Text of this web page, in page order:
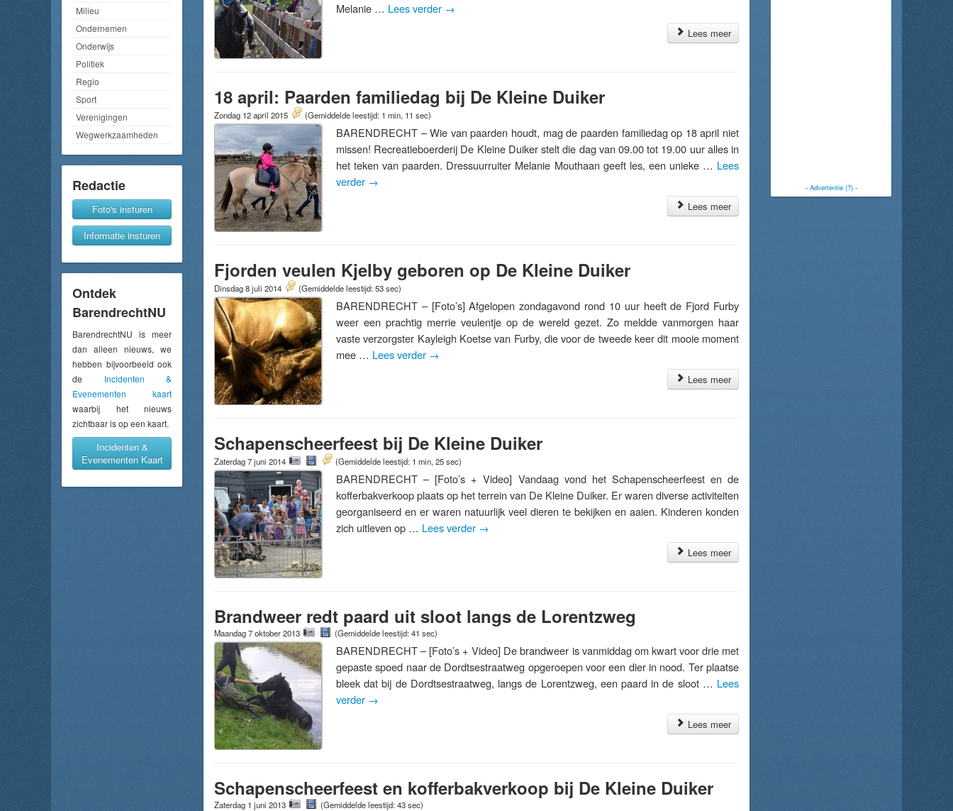
Milieu
Ondernemen
Onderwijs
Politiek
Regio
Sport
Verenigingen
Wegwerkzaamheden
Redactie
Foto's insturen
Informatie insturen
Ontdek
BarendrechtNU
BarendrechtNU is meer
dan alleen nieuws, we
hebben bijvoorbeeld ook
de Incidenten &
Evenementen kaart
waarbij het nieuws
zichtbaar is op een kaart.
Incidenten &
Evenementen Kaart
Melanie … Lees verder →
Lees meer
18 april: Paarden familiedag bij De Kleine Duiker
Zondag 12 april 2015 (Gemiddelde leestijd: 1 min, 11 sec)
BARENDRECHT – Wie van paarden houdt, mag de paarden familiedag op 18 april niet
missen! Recreatieboerderij De Kleine Duiker stelt die dag van 09.00 tot 19.00 uur alles in
het teken van paarden. Dressuurruiter Melanie Mouthaan geeft les, een unieke … Lees
verder →
Lees meer
Fjorden veulen Kjelby geboren op De Kleine Duiker
Dinsdag 8 juli 2014 (Gemiddelde leestijd: 53 sec)
BARENDRECHT – [Foto’s] Afgelopen zondagavond rond 10 uur heeft de Fjord Furby
weer een prachtig merrie veulentje op de wereld gezet. Zo meldde vanmorgen haar
vaste verzorgster Kayleigh Koetse van Furby, die voor de tweede keer dit mooie moment
mee … Lees verder →
Lees meer
Schapenscheerfeest bij De Kleine Duiker
Zaterdag 7 juni 2014 (Gemiddelde leestijd: 1 min, 25 sec)
BARENDRECHT – [Foto’s + Video] Vandaag vond het Schapenscheerfeest en de
kofferbakverkoop plaats op het terrein van De Kleine Duiker. Er waren diverse activiteiten
georganiseerd en er waren natuurlijk veel dieren te bekijken en aaien. Kinderen konden
zich uitleven op … Lees verder →
Lees meer
Brandweer redt paard uit sloot langs de Lorentzweg
Maandag 7 oktober 2013 (Gemiddelde leestijd: 41 sec)
BARENDRECHT – [Foto’s + Video] De brandweer is vanmiddag om kwart voor drie met
gepaste spoed naar de Dordtsestraatweg opgeroepen voor een dier in nood. Ter plaatse
bleek dat bij de Dordtsestraatweg, langs de Lorentzweg, een paard in de sloot … Lees
verder →
Lees meer
Schapenscheerfeest en kofferbakverkoop bij De Kleine Duiker
Zaterdag 1 juni 2013 (Gemiddelde leestijd: 43 sec)
- Advertentie (?)-